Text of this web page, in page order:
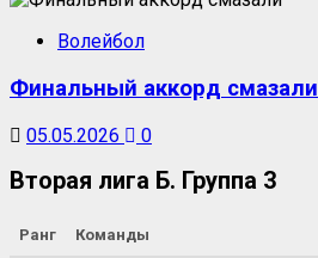
Волейбол
Финальный аккорд смазали
05.05.2026 0
Вторая лига Б. Группа 3
Ранг Команды